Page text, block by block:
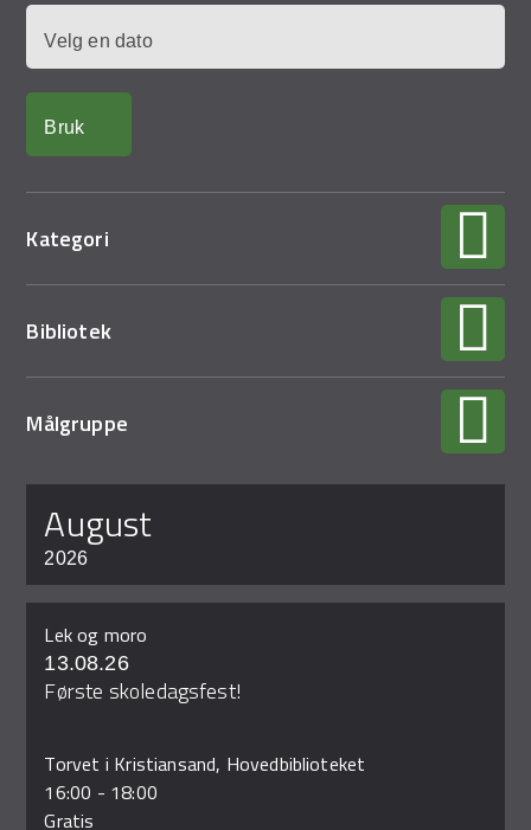
Kategori
Bibliotek
Målgruppe
august
2026
Lek og moro
13.08.26
Første skoledagsfest!
Torvet i Kristiansand, Hovedbiblioteket
16:00 - 18:00
Gratis